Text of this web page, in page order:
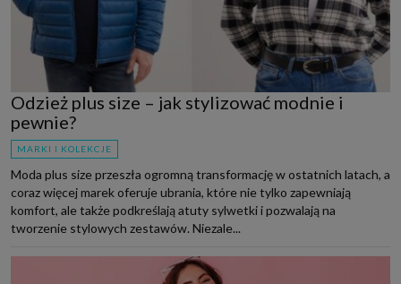
Odzież plus size – jak stylizować modnie i
pewnie?
MARKI I KOLEKCJE
Moda plus size przeszła ogromną transformację w ostatnich latach, a
coraz więcej marek oferuje ubrania, które nie tylko zapewniają
komfort, ale także podkreślają atuty sylwetki i pozwalają na
tworzenie stylowych zestawów. Niezale...